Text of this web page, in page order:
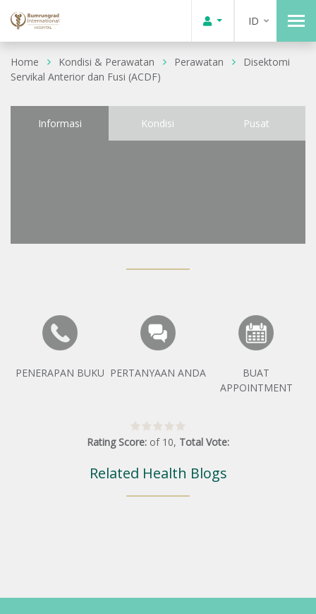
ID
Home Kondisi & Perawatan Perawatan
Disektomi
Servikal Anterior dan Fusi (ACDF)
Informasi Kondisi Pusat
PENERAPAN BUKU PERTANYAAN ANDA
BUAT
APPOINTMENT
Rating Score: of 10, Total Vote:
Related Health Blogs